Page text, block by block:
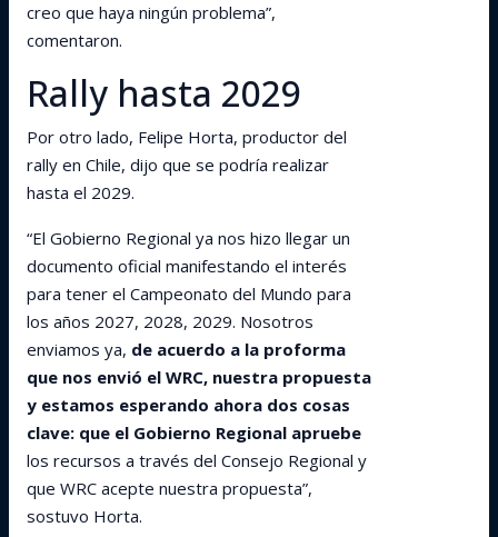
creo que haya ningún problema”,
comentaron.
Rally hasta 2029
Por otro lado, Felipe Horta, productor del
rally en Chile, dijo que se podría realizar
hasta el 2029.
“El Gobierno Regional ya nos hizo llegar un
documento oficial manifestando el interés
para tener el Campeonato del Mundo para
los años 2027, 2028, 2029. Nosotros
enviamos ya, de acuerdo a la proforma
que nos envió el WRC, nuestra propuesta
y estamos esperando ahora dos cosas
clave: que el Gobierno Regional apruebe
los recursos a través del Consejo Regional y
que WRC acepte nuestra propuesta”,
sostuvo Horta.